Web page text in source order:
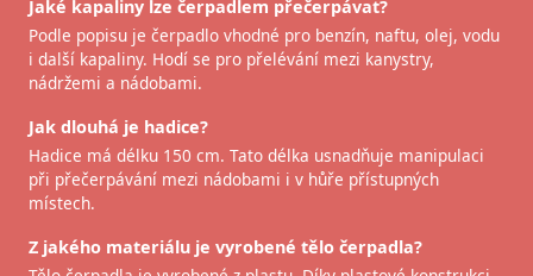
Jaké kapaliny lze čerpadlem přečerpávat?
Podle popisu je čerpadlo vhodné pro benzín, naftu, olej, vodu
i další kapaliny. Hodí se pro přelévání mezi kanystry,
nádržemi a nádobami.
Jak dlouhá je hadice?
Hadice má délku 150 cm. Tato délka usnadňuje manipulaci
při přečerpávání mezi nádobami i v hůře přístupných
místech.
Z jakého materiálu je vyrobené tělo čerpadla?